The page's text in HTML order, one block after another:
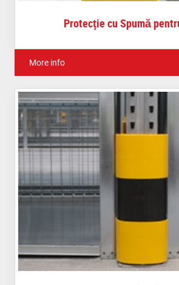
Protecţie cu Spumă
More info